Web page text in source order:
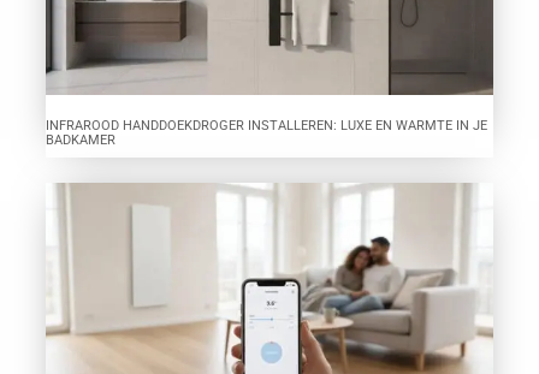
INFRAROOD HANDDOEKDROGER INSTALLEREN: LUXE EN WARMTE IN JE
BADKAMER